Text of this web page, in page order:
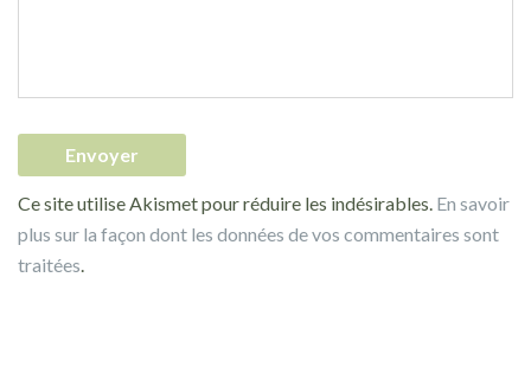
Ce site utilise Akismet pour réduire les indésirables. En savoir
plus sur la façon dont les données de vos commentaires sont
traitées